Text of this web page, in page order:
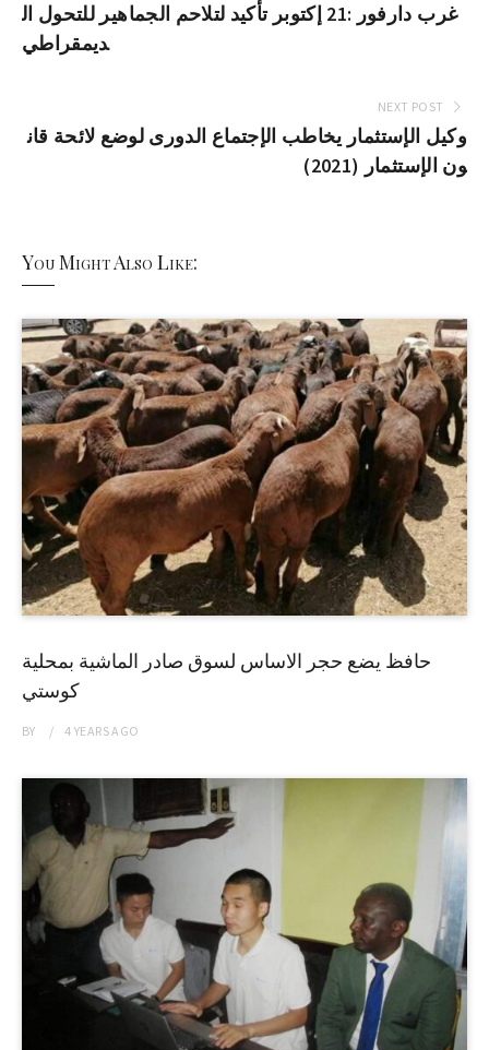
غرب دارفور :21 إكتوبر تأكيد لتلاحم الجماهير للتحول ال
ديمقراطي
NEXT POST
وكيل الإستثمار يخاطب الإجتماع الدورى لوضع لائحة قان
ون الإستثمار (2021)
You Might Also Like:
حافظ يضع حجر الاساس لسوق صادر الماشية بمحلية
كوستي
BY 4 YEARSAGO